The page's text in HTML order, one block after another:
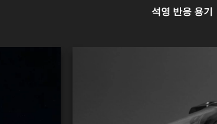
석영 반응 용기